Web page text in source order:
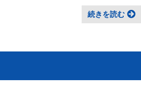
続きを読む